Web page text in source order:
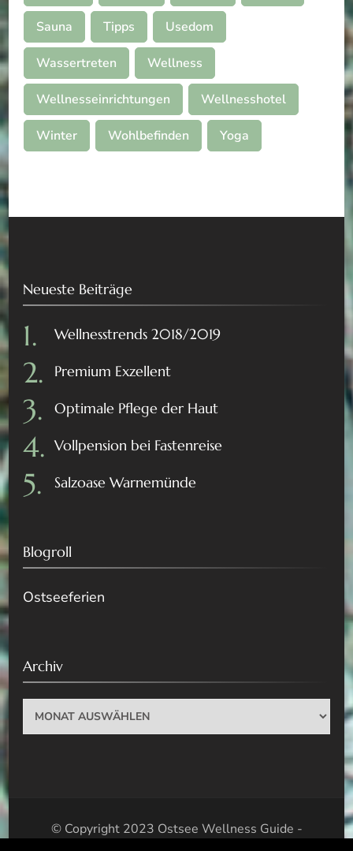
Sauna Tipps Usedom
Wassertreten Wellness
Wellnesseinrichtungen Wellnesshotel
Winter Wohlbefinden Yoga
Neueste Beiträge
Wellnesstrends 2018/2019
Premium Exzellent
Optimale Pflege der Haut
Vollpension bei Fastenreise
Salzoase Warnemünde
Blogroll
Ostseeferien
Archiv
Archiv
© Copyright 2023 Ostsee Wellness Guide -